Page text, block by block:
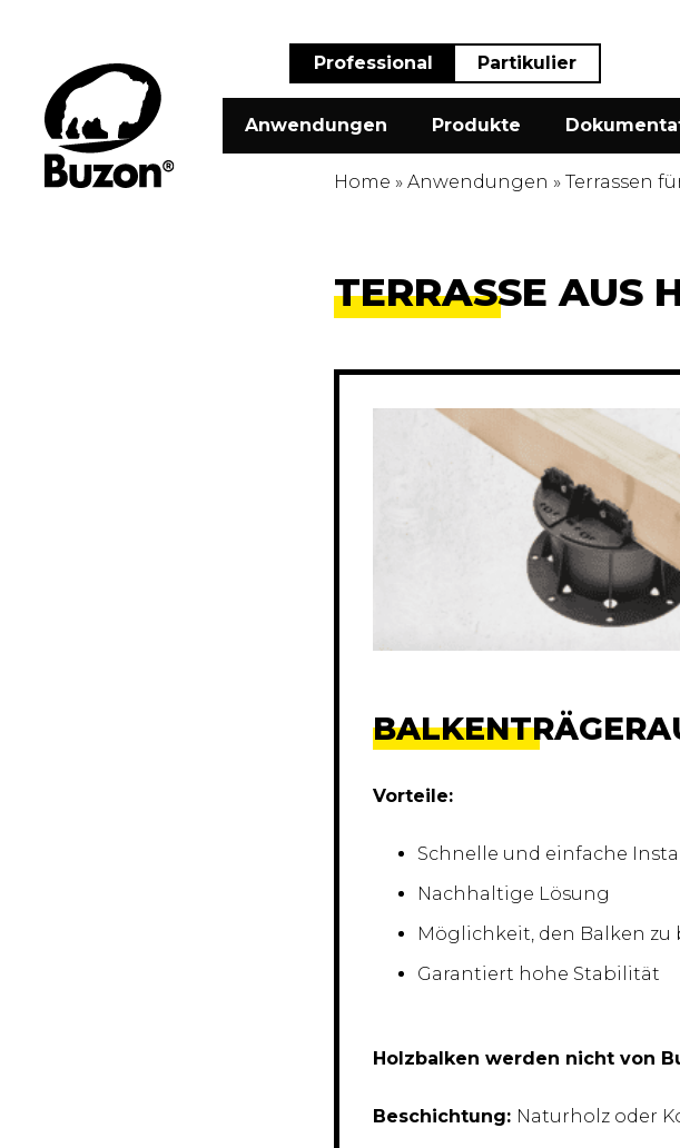
Professional Partikulier
Anwendungen Produkte
Home » Anwendungen » Terrassen
TERRASSE AUS
Vorteile:
Schnelle und einfache
Nachhaltige Lösung
Möglichkeit, den Balken zu
Garantiert hohe Stabilität
Holzbalken werden nicht von
Beschichtung: Naturholz oder